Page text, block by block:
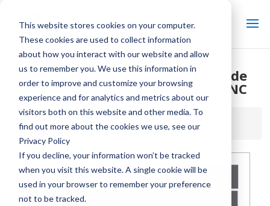
This website stores cookies on your computer.
These cookies are used to collect information
about how you interact with our website and allow
us to remember you. We use this information in
order to improve and customize your browsing
experience and for analytics and metrics about our
visitors both on this website and other media. To
find out more about the cookies we use, see our
Privacy Policy
If you decline, your information won’t be tracked
when you visit this website. A single cookie will be
used in your browser to remember your preference
not to be tracked.
Manual del usuario de la torre de
enfriamiento de acero Marley NC
Inicio / Biblioteca /Manual del usuario de la torre de
enfriamiento de acero Marley NC